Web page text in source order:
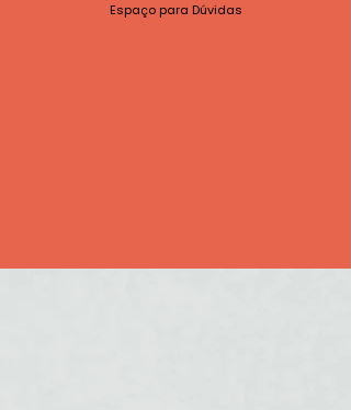
Espaço para Dúvidas